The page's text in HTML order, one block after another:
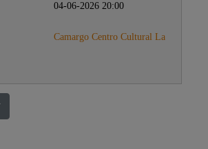
04-06-2026 20:00
Camargo Centro Cultural La